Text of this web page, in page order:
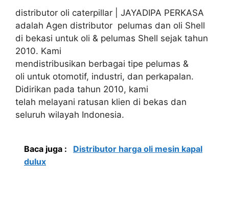
distributor oli caterpillar | JAYADIPA PERKASA
adalah Agen distributor pelumas dan oli Shell
di bekasi untuk oli & pelumas Shell sejak tahun
2010. Kami
mendistribusikan berbagai tipe pelumas &
oli untuk otomotif, industri, dan perkapalan.
Didirikan pada tahun 2010, kami
telah melayani ratusan klien di bekas dan
seluruh wilayah Indonesia.
Baca juga :
Distributor harga oli mesin kapal
dulux